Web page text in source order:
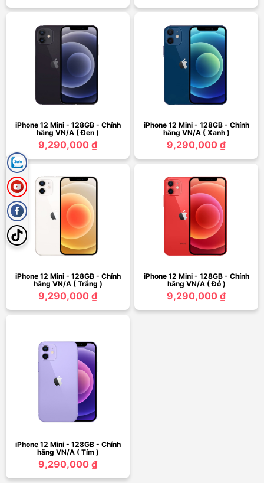
iPhone 12 Mini - 128GB - Chính
hãng VN/A ( Đen )
9,290,000 ₫
iPhone 12 Mini - 128GB - Chính
hãng VN/A ( Xanh )
9,290,000 ₫
iPhone 12 Mini - 128GB - Chính
hãng VN/A ( Trắng )
9,290,000 ₫
iPhone 12 Mini - 128GB - Chính
hãng VN/A ( Đỏ )
9,290,000 ₫
iPhone 12 Mini - 128GB - Chính
hãng VN/A ( Tím )
9,290,000 ₫